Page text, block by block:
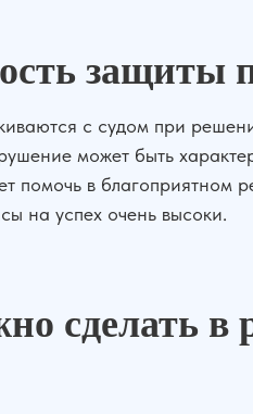
защиты
с судом при
может быть
помочь в благоприятном
на успех очень высоки.
сделать